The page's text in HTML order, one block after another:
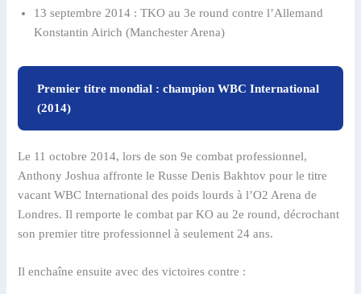
13 septembre 2014 : TKO au 3e round contre l’Allemand
Konstantin Airich (Manchester Arena)
Premier titre mondial : champion WBC International
(2014)
Le 11 octobre 2014, lors de son 9e combat professionnel,
Anthony Joshua affronte le Russe Denis Bakhtov pour le titre
vacant WBC International des poids lourds à l’O2 Arena de
Londres. Il remporte le combat par KO au 2e round, décrochant
son premier titre professionnel à seulement 24 ans.
Il enchaîne ensuite avec des victoires contre :